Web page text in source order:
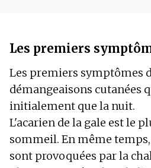
Les premiers
Les premiers symptômes
démangeaisons cutanées
initialement que la nuit.
L'acarien de la gale est le
sommeil. En même
sont provoquées par la